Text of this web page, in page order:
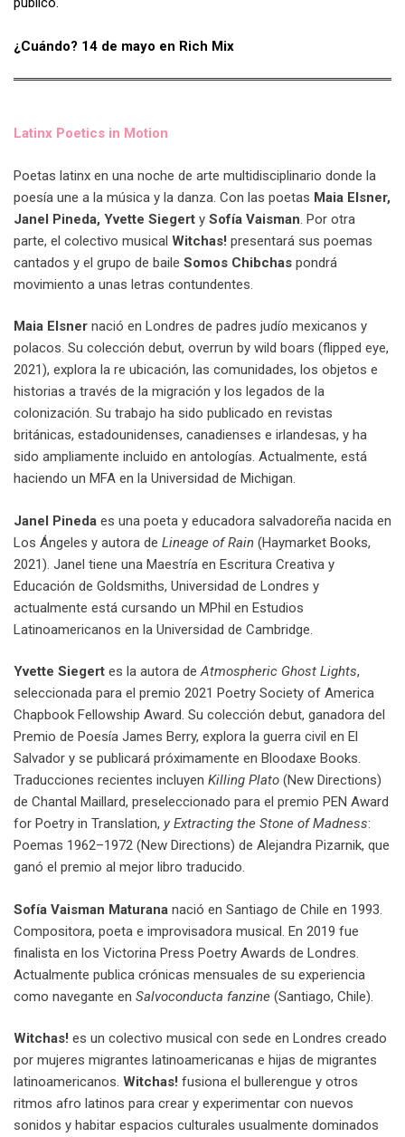
¿Cuándo? 14 de mayo en Rich Mix
Latinx Poetics in Motion
Poetas latinx en una noche de arte multidisciplinario donde la
poesía une a la música y la danza. Con las poetas Maia Elsner,
Janel Pineda, Yvette Siegert y Sofía Vaisman . Por otra
parte, el colectivo musical Witchas! presentará sus poemas
cantados y el grupo de baile Somos Chibchas pondrá
movimiento a unas letras contundentes.
Maia Elsner nació en Londres de padres judío mexicanos y
polacos. Su colección debut, overrun by wild boars (flipped eye,
2021), explora la re ubicación, las comunidades, los objetos e
historias a través de la migración y los legados de la
colonización. Su trabajo ha sido publicado en revistas
británicas, estadounidenses, canadienses e irlandesas, y ha
sido ampliamente incluido en antologías. Actualmente, está
haciendo un MFA en la Universidad de Michigan.
Janel Pineda es una poeta y educadora salvadoreña nacida en
Los Ángeles y autora de Lineage of Rain (Haymarket Books,
2021). Janel tiene una Maestría en Escritura Creativa y
Educación de Goldsmiths, Universidad de Londres y
actualmente está cursando un MPhil en Estudios
Latinoamericanos en la Universidad de Cambridge.
Yvette Siegert es la autora deAtmospheric Ghost Lights,
seleccionada para el premio 2021 Poetry Society of America
Chapbook Fellowship Award. Su colección debut, ganadora del
Premio de Poesía James Berry, explora la guerra civil en El
Salvador y se publicará próximamente en Bloodaxe Books.
Traducciones recientes incluyen Killing Plato (New Directions)
de Chantal Maillard, preseleccionado para el premio PEN Award
for Poetry in Translation, y Extracting the Stone of Madness:
Poemas 1962–1972 (New Directions) de Alejandra Pizarnik, que
ganó el premio al mejor libro traducido.
Sofía Vaisman Maturana nació en Santiago de Chile en 1993.
Compositora, poeta e improvisadora musical. En 2019 fue
finalista en los Victorina Press Poetry Awards de Londres.
Actualmente publica crónicas mensuales de su experiencia
como navegante en Salvoconducta fanzine (Santiago, Chile).
Witchas! es un colectivo musical con sede en Londres creado
por mujeres migrantes latinoamericanas e hijas de migrantes
latinoamericanos. Witchas! fusiona el bullerengue y otros
ritmos afro latinos para crear y experimentar con nuevos
sonidos y habitar espacios culturales usualmente dominados